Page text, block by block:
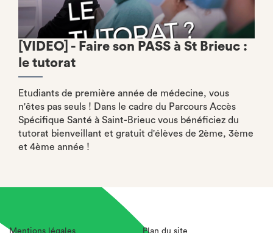
[VIDEO] - Faire son PASS à St Brieuc :
le tutorat
Etudiants de première année de médecine, vous
n'êtes pas seuls ! Dans le cadre du Parcours Accès
Spécifique Santé à Saint-Brieuc vous bénéficiez du
tutorat bienveillant et gratuit d'élèves de 2ème, 3ème
et 4ème année !
Mentions légales Plan du site